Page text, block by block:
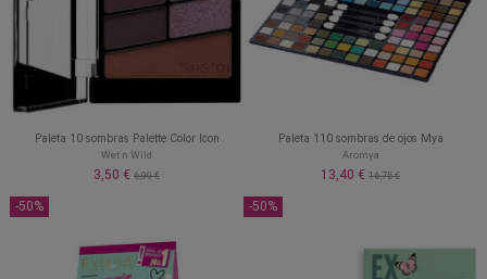
Paleta 10 sombras Palette Color Icon
Wet n Wild
3,50 € 6,99 €
Paleta 110 sombras de ojos Mya
Aromya
13,40 € 16,75 €
-50% -50%